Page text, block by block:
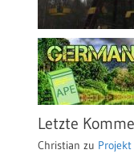
Letzte
Christian zu